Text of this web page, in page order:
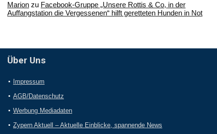
Marion zu Facebook-Gruppe „Unsere Rottis & Co, in der
Auffangstation die Vergessenen“ hilft geretteten Hunden in Not
Über Uns
Impressum
AGB/Datenschutz
Werbung Mediadaten
Zypern Aktuell – Aktuelle Einblicke, spannende News